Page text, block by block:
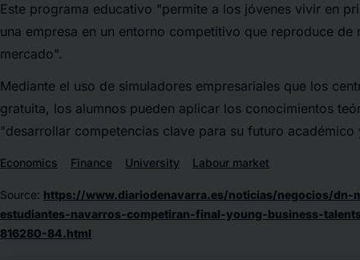
Este programa educativo "permite a los jóvenes vivir en
una empresa en un entorno competitivo que reproduce de
mercado".
Mediante el uso de simuladores empresariales que los
gratuita, los alumnos pueden aplicar los conocimientos
"desarrollar competencias clave para su futuro académico
Economics Finance University Labour market
Source: https://www.diariodenavarra.es/noticias/negocios/
estudiantes-navarros-competiran-final-young-business-
816280-84.html